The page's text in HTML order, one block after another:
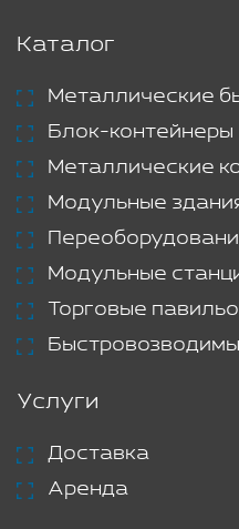
Каталог
Металлические
Блок-контейнеры
Металлические
Модульные
Модульные
Торговые
Услуги
Доставка
Аренда